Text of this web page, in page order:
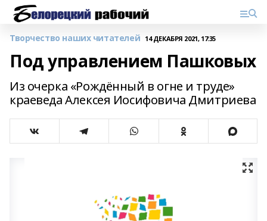
Творчество наших читателей 14 ДЕКАБРЯ 2021, 17:35
Под управлением Пашковых
Из очерка «Рождённый в огне и труде»
краеведа Алексея Иосифовича Дмитриева